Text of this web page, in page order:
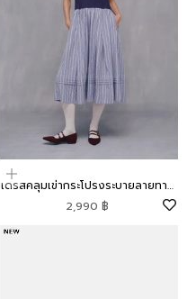
เลือกตัวเลือก
เดรสคลุมเข่ากระโปรงระบายลายทาง
คอลเลกชัน Mild Moment
ราคาโปรโมชัน
2,990 ฿